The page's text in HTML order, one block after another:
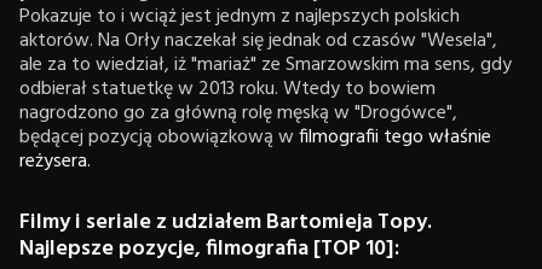
Pokazuje to i wciąż jest jednym z najlepszych polskich
aktorów. Na Orły naczekał się jednak od czasów "Wesela",
ale za to wiedział, iż "mariaż" ze Smarzowskim ma sens, gdy
odbierał statuetkę w 2013 roku. Wtedy to bowiem
nagrodzono go za główną rolę męską w "Drogówce",
będącej pozycją obowiązkową wfilmografii tego właśnie
reżysera.
Filmy i seriale z udziałem Bartomieja Topy.
Najlepsze pozycje, filmografia [TOP 10]: